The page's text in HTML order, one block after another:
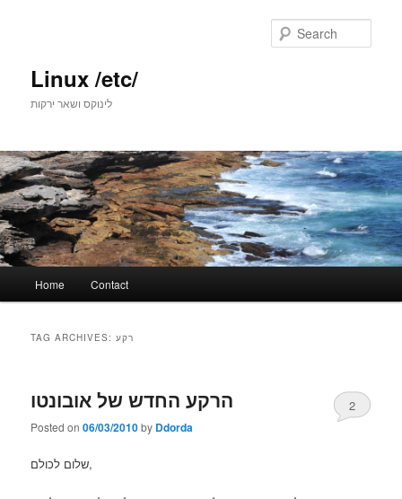
Linux /etc/
לינוקס ושאר ירקות
Home Contact
TAG ARCHIVES:רקע
הרקע החדש של אובונטו
Posted on06/03/2010by Ddorda
2
שלום לכולם,